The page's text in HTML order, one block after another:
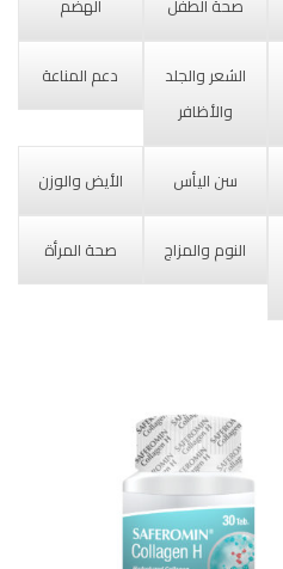
صحة الطفل الهضم
الشعر والجلد
والأظافر
دعم المناعة
سن اليأس الأيض والوزن
النوم والمزاج صحة المرأة